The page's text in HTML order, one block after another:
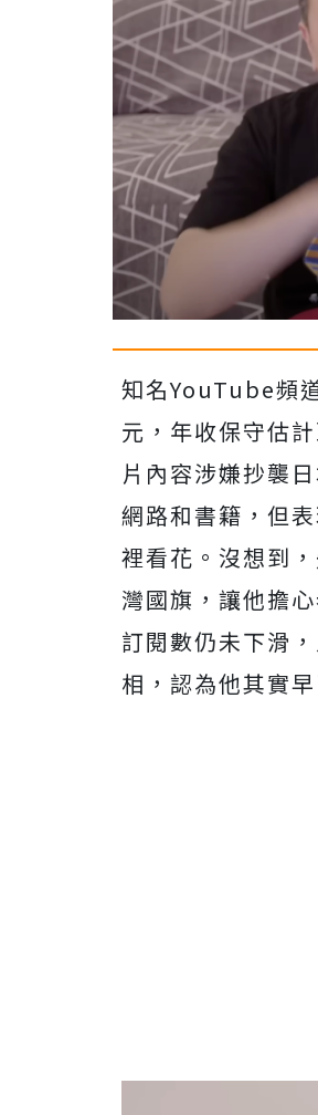
知名YouTube頻
元，年收保守估
片內容涉嫌抄襲
網路和書籍，但
裡看花。沒想到
灣國旗，讓他擔
訂閱數仍未下滑
相，認為他其實